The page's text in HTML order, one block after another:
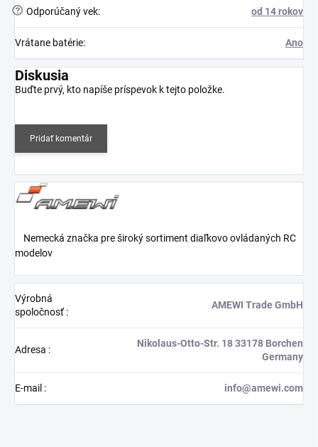
? Odporúčaný vek: od 14 rokov
Vrátane batérie: Ano
Diskusia
Buďte prvý, kto napíše príspevok k tejto položke.
Pridať komentár
Nemecká značka pre široký sortiment diaľkovo ovládaných RC
modelov
Výrobná
spoločnosť:
AMEWI Trade GmbH
Adresa :
Nikolaus-Otto-Str. 18 33178 Borchen
Germany
E-mail : info@amewi.com